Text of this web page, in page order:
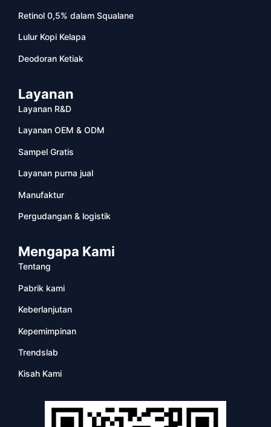
Retinol 0,5% dalam Squalane
Lulur Kopi Kelapa
Deodoran Ketiak
Layanan
Layanan R&D
Layanan OEM & ODM
Sampel Gratis
Layanan purna jual
Manufaktur
Pergudangan & logistik
Mengapa Kami
Tentang
Pabrik kami
Keberlanjutan
Kepemimpinan
Trendslab
Kisah Kami